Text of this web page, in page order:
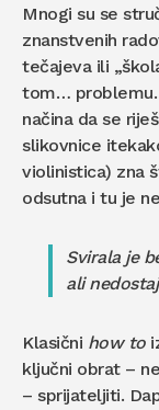
Mnogi su se
znanstvenih
tečajeva ili
tom… problemu.
načina da se
slikovnice
violinistica) zna
odsutna i tu je
Svirala je
ali
Klasični how to
ključni obrat –
– sprijateljiti.